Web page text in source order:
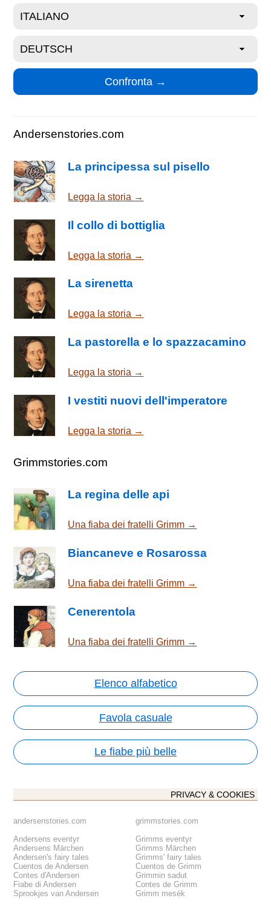
Andersenstories.com
La principessa sul pisello
Legga la storia →
Il collo di bottiglia
Legga la storia →
La sirenetta
Legga la storia →
La pastorella e lo spazzacamino
Legga la storia →
I vestiti nuovi dell'imperatore
Legga la storia →
Grimmstories.com
La regina delle api
Una fiaba dei fratelli Grimm →
Biancaneve e Rosarossa
Una fiaba dei fratelli Grimm →
Cenerentola
Una fiaba dei fratelli Grimm →
Elenco alfabetico
Favola casuale
Le fiabe più belle
PRIVACY & COOKIES
andersenstories.com
Andersens eventyr
Andersens Märchen
Andersen's fairy tales
Cuentos de Andersen
Contes d'Andersen
Fiabe di Andersen
Sprookjes van Andersen
grimmstories.com
Grimms eventyr
Grimms Märchen
Grimms' fairy tales
Cuentos de Grimm
Grimmin sadut
Contes de Grimm
Grimm mesék